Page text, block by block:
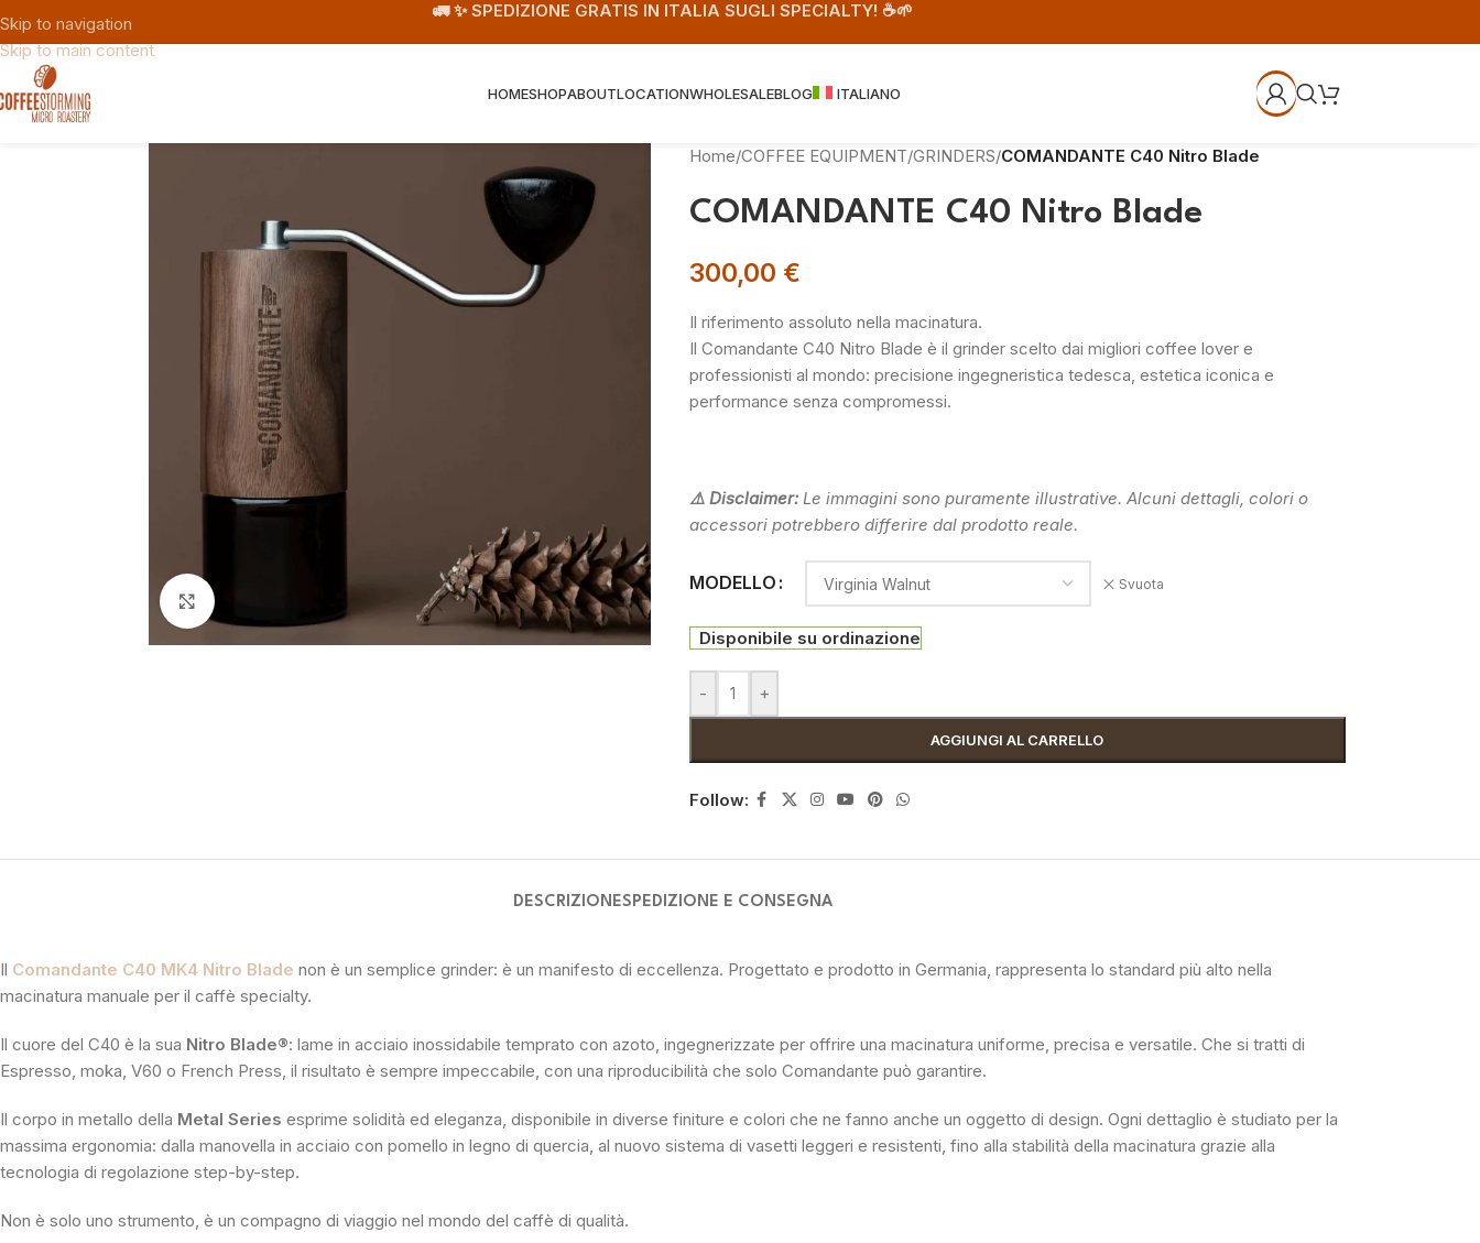
Skip to navigation
Skip to main content
🚛 ✨ SPEDIZIONE GRATIS IN ITALIA SUGLI SPECIALTY! ☕️🌱
HOMESHOPABOUTLOCATIONWHOLESALEBLOG ITALIANO
Home/COFFEE EQUIPMENT/GRINDERS/COMANDANTE C40 Nitro Blade
COMANDANTE C40 Nitro Blade
300,00 €
Il riferimento assoluto nella macinatura.
Il Comandante C40 Nitro Blade è il grinder scelto dai migliori coffee lover e
professionisti al mondo: precisione ingegneristica tedesca, estetica iconica e
performance senza compromessi.
⚠️ Disclaimer:Le immagini sono puramente illustrative. Alcuni dettagli, colori o
accessori potrebbero differire dal prodotto reale.
MODELLO Svuota
Disponibile su ordinazione
- +
AGGIUNGI AL CARRELLO
Follow:
DESCRIZIONESPEDIZIONE E CONSEGNA
Il Comandante C40 MK4 Nitro Blade non è un semplice grinder: è un manifesto di eccellenza. Progettato e prodotto in Germania, rappresenta lo standard più alto nella
macinatura manuale per il caffè specialty.
Il cuore del C40 è la sua Nitro Blade®: lame in acciaio inossidabile temprato con azoto, ingegnerizzate per offrire una macinatura uniforme, precisa e versatile. Che si tratti di
Espresso, moka, V60 o French Press, il risultato è sempre impeccabile, con una riproducibilità che solo Comandante può garantire.
Il corpo in metallo della Metal Series esprime solidità ed eleganza, disponibile in diverse finiture e colori che ne fanno anche un oggetto di design. Ogni dettaglio è studiato per la
massima ergonomia: dalla manovella in acciaio con pomello in legno di quercia, al nuovo sistema di vasetti leggeri e resistenti, fino alla stabilità della macinatura grazie alla
tecnologia di regolazione step-by-step.
Non è solo uno strumento, è un compagno di viaggio nel mondo del caffè di qualità.